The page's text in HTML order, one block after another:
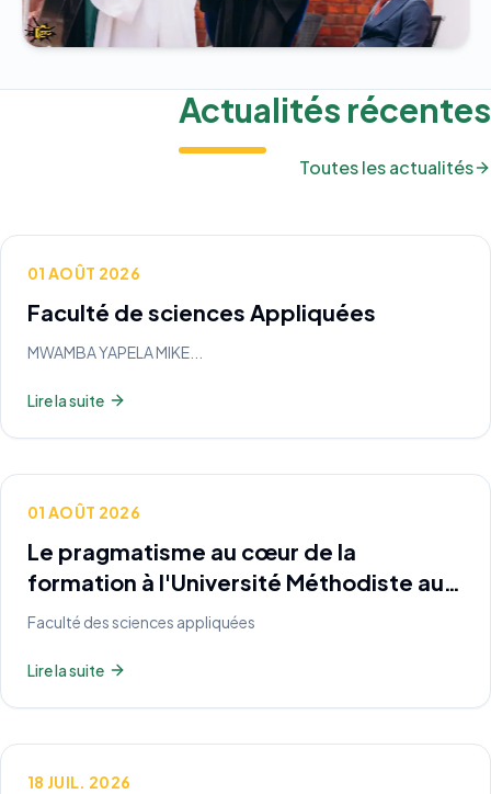
Actualités récentes
Toutes les actualités
01 AOÛT 2026
Faculté de sciences Appliquées
MWAMBA YAPELA MIKE...
Lire la suite
01 AOÛT 2026
Le pragmatisme au cœur de la
formation à l'Université Méthodiste au
Katanga
Faculté des sciences appliquées
Lire la suite
18 JUIL. 2026